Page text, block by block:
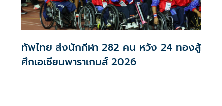
ทัพไทย ส่งนักกีฬา 282 คน หวัง 24 ทองสู้
ศึกเอเชียนพาราเกมส์ 2026